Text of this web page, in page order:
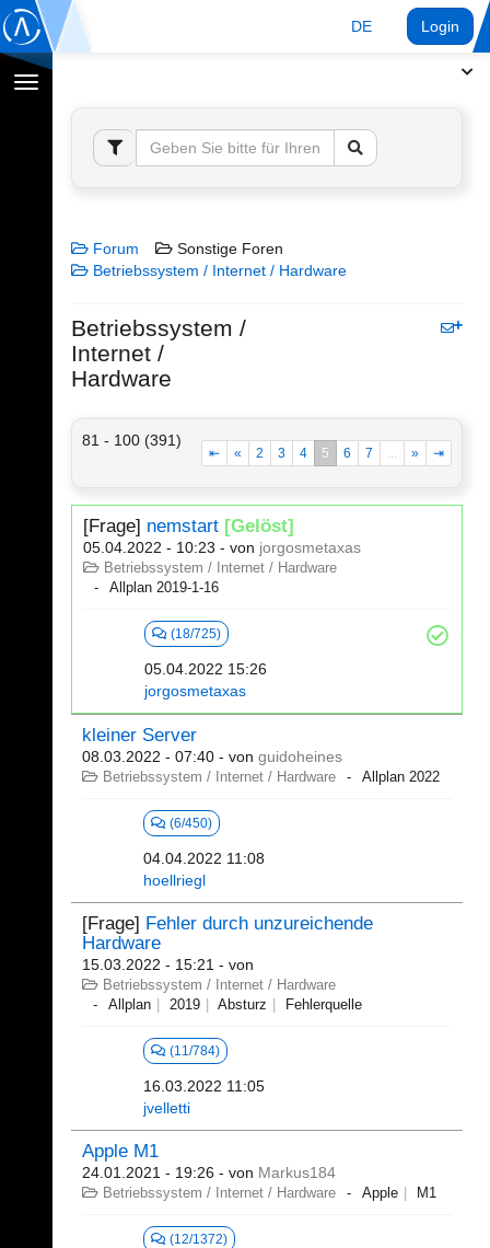
DE Login
Navigation
umschalten
Forum
Sonstige Foren
Betriebssystem / Internet / Hardware
Betriebssystem /
Internet /
Hardware
81 - 100 (391)
⇤ « 2 3 4 5 6 7 ... » ⇥
[Frage] nemstart [Gelöst]
05.04.2022 - 10:23 - von jorgosmetaxas
Betriebssystem / Internet / Hardware
Allplan 2019-1-16
(18/725)
05.04.2022 15:26
jorgosmetaxas
kleiner Server
08.03.2022 - 07:40 - von guidoheines
Betriebssystem / Internet / Hardware Allplan 2022
(6/450)
04.04.2022 11:08
hoellriegl
[Frage] Fehler durch unzureichende
Hardware
15.03.2022 - 15:21 - von
Betriebssystem / Internet / Hardware
Allplan
2019 Absturz Fehlerquelle
(11/784)
16.03.2022 11:05
jvelletti
Apple M1
24.01.2021 - 19:26 - von Markus184
Betriebssystem / Internet / Hardware Apple M1
(12/1372)